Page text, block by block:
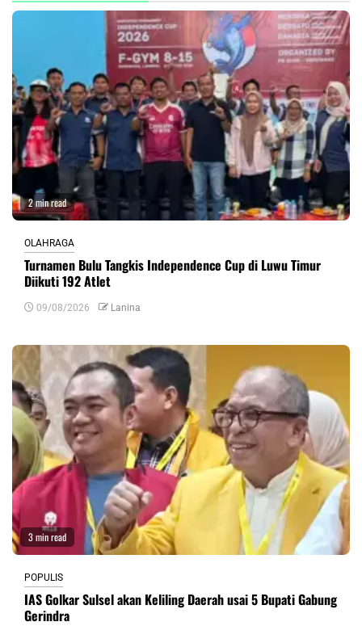
2 min read
OLAHRAGA
Turnamen Bulu Tangkis Independence Cup di Luwu Timur
Diikuti 192 Atlet
09/08/2026 Lanina
3 min read
POPULIS
IAS Golkar Sulsel akan Keliling Daerah usai 5 Bupati Gabung
Gerindra